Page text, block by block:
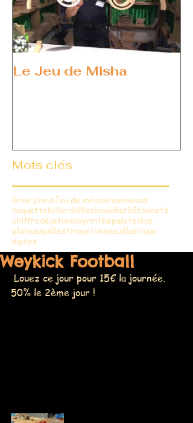
Le Jeu de Misha
Mots clés
Gros pionsJeu de mémoireanneaux
baguettebillardbillesboulebutbâtonnets
chiffredéjetonlabyrinthepaletpièce
plateauquillestiragetonneauélastique
équipe
Weykick Football
50% le 2ème jour !